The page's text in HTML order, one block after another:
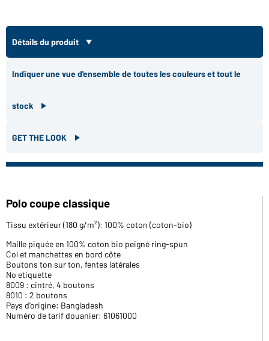
Détails du produit
Indiquer une vue d'ensemble de toutes les couleurs et tout le
stock
GET THE LOOK
Polo coupe classique
Tissu extérieur (180 g/m²): 100% coton (coton-bio)
Maille piquée en 100% coton bio peigné ring-spun
Col et manchettes en bord côte
Boutons ton sur ton, fentes latérales
No etiquette
8009 : cintré, 4 boutons
8010 : 2 boutons
Pays d'origine: Bangladesh
Numéro de tarif douanier: 61061000